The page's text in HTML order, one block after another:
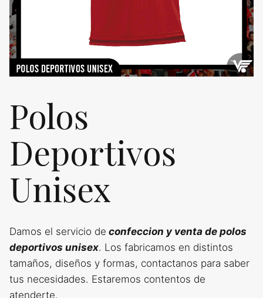
Polos
Deportivos
Unisex
Damos el servicio de confeccion y venta de polos
deportivos unisex. Los fabricamos en distintos
tamaños, diseños y formas, contactanos para saber
tus necesidades. Estaremos contentos de
atenderte.